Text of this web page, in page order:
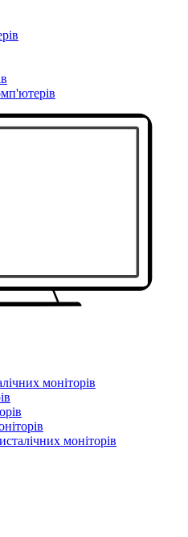
моніторів
моніторів